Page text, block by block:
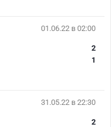
01.06.22 в 02:00
2
1
31.05.22 в 22:30
2